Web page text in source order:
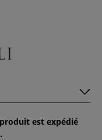
est expédié